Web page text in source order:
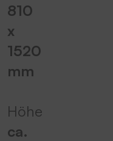
810
x
1520
mm
Höhe
ca.